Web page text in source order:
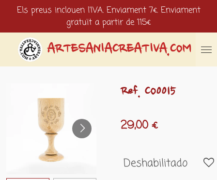
contenido
principal
ARTESANIACREATIVA.COM
Els preus inclouen l'IVA. Enviament 7€. Enviament
gratuït a partir de 115€
Ref. CO0015
29,00 €
Deshabilitado